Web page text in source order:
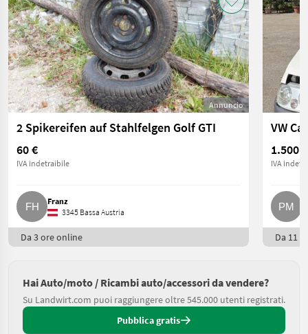
Annuncio
2 Spikereifen auf Stahlfelgen Golf GTI
60 €
IVA indetraibile
Franz
3345 Bassa Austria
Da 3 ore online
VW
1.500 €
IVA
Da 11
Hai Auto/moto / Ricambi auto/accessori da vendere?
Su Landwirt.com puoi raggiungere oltre 545.000 utenti registrati.
Pubblica gratis